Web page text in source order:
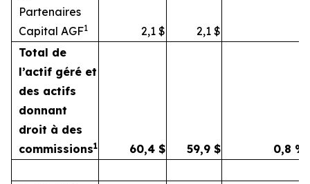
Partenaires
Capital AGF1 2,1 $ 2,1 $
Total de
l’actif géré et
des actifs
donnant
droit à des
commissions1 60,4 $ 59,9 $ 0,8 %